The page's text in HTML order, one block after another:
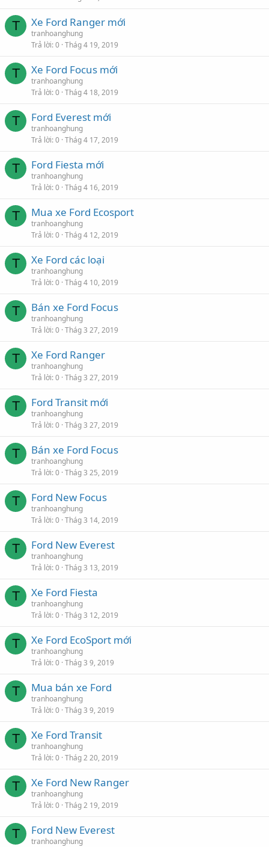
T Xe Ford Ranger mới
tranhoanghung
Trả lời 0 Thág 4 19, 2019
T Xe Ford Focus mới
tranhoanghung
Trả lời 0 Thág 4 18, 2019
T Ford Everest mới
tranhoanghung
Trả lời 0 Thág 4 17, 2019
T Ford Fiesta mới
tranhoanghung
Trả lời 0 Thág 4 16, 2019
T Mua xe Ford Ecosport
tranhoanghung
Trả lời 0 Thág 4 12, 2019
T Xe Ford các loại
tranhoanghung
Trả lời 0 Thág 4 10, 2019
T Bán xe Ford Focus
tranhoanghung
Trả lời 0 Thág 3 27, 2019
T Xe Ford Ranger
tranhoanghung
Trả lời 0 Thág 3 27, 2019
T Ford Transit mới
tranhoanghung
Trả lời 0 Thág 3 27, 2019
T Bán xe Ford Focus
tranhoanghung
Trả lời 0 Thág 3 25, 2019
T Ford New Focus
tranhoanghung
Trả lời 0 Thág 3 14, 2019
T Ford New Everest
tranhoanghung
Trả lời 0 Thág 3 13, 2019
T Xe Ford Fiesta
tranhoanghung
Trả lời 0 Thág 3 12, 2019
T Xe Ford EcoSport mới
tranhoanghung
Trả lời 0 Thág 3 9, 2019
T Mua bán xe Ford
tranhoanghung
Trả lời 0 Thág 3 9, 2019
T Xe Ford Transit
tranhoanghung
Trả lời 0 Thág 2 20, 2019
T Xe Ford New Ranger
tranhoanghung
Trả lời 0 Thág 2 19, 2019
T Ford New Everest
tranhoanghung